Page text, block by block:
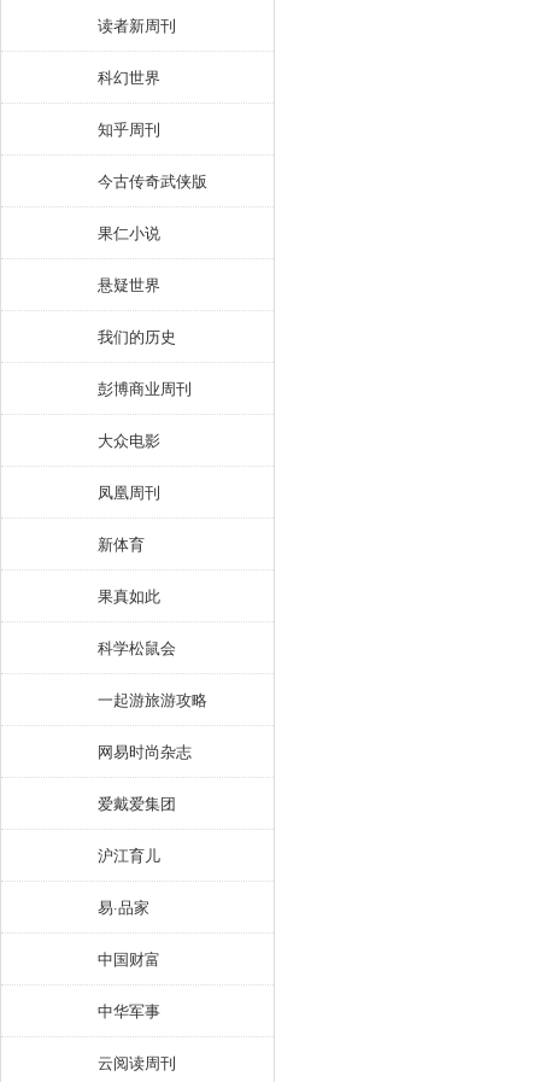
读者新周刊
科幻世界
知乎周刊
今古传奇武侠版
果仁小说
悬疑世界
我们的历史
彭博商业周刊
大众电影
凤凰周刊
新体育
果真如此
科学松鼠会
一起游旅游攻略
网易时尚杂志
爱戴爱集团
沪江育儿
易·品家
中国财富
中华军事
云阅读周刊